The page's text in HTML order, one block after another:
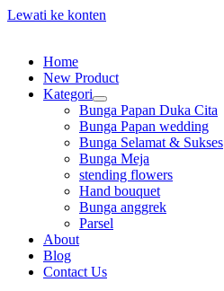
Lewati ke konten
Home
New Product
Kategori
Bunga Papan Duka Cita
Bunga Papan wedding
Bunga Selamat & Sukses
Bunga Meja
stending flowers
Hand bouquet
Bunga anggrek
Parsel
About
Blog
Contact Us